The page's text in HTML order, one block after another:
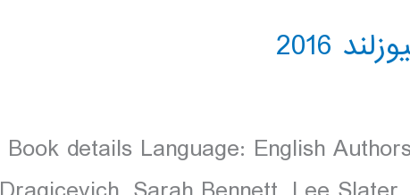
Book details Language: English